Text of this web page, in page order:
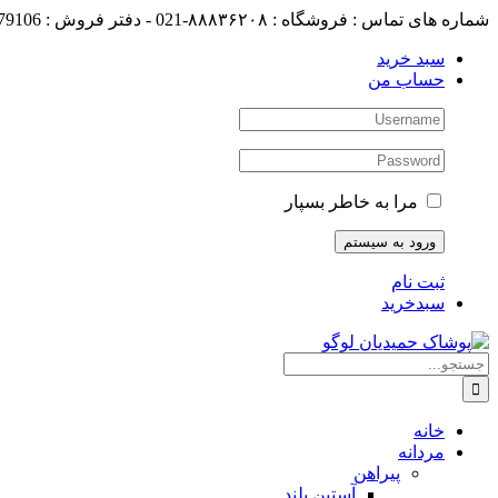
رفتن
محتوا
شماره های تماس : فروشگاه : ۸۸۸۳۶۲۰۸-021 - دفتر فروش : 88179106-021
سبد خرید
حساب من
مرا به خاطر بسپار
ثبت نام
سبدخرید
جستجو
برای:
خانه
مردانه
پیراهن
آستین بلند